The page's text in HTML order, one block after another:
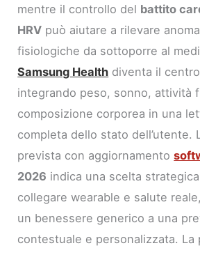
mentre il controllo del battito
HRV può aiutare a rilevare
fisiologiche da sottoporre al
Samsung Health diventa il
integrando peso, sonno, attività
composizione corporea in una
completa dello stato dell’utente.
prevista con aggiornamento
2026 indica una scelta
collegare wearable e salute
un benessere generico a una
contestuale e personalizzata. La